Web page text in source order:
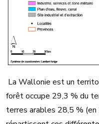
La Wallonie est un
forêt occupe 29,3 % du
terres arables 28,5 %